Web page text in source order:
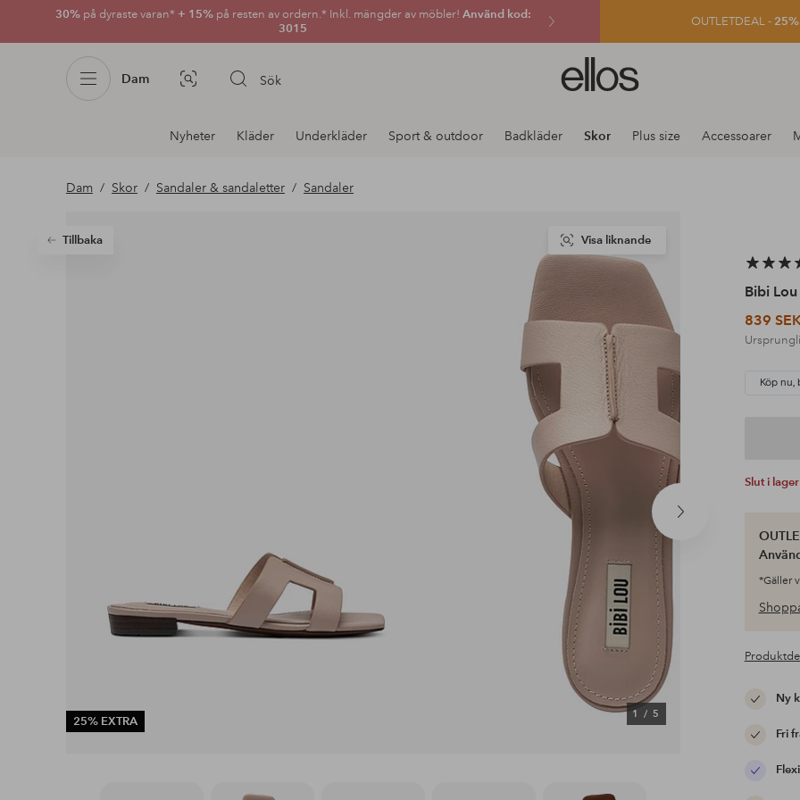
30% på dyraste varan* + 15% på resten av ordern.* Inkl. mängder av möbler! Använd kod:
3015
OUTLETDEAL -
Dam Bildsök Sök
Ellos
logotyp
gå
Avdelnings
navigation
Nyheter Kläder Underkläder Sport & outdoor Badkläder Skor Plus size Accessoarer
Dam Skor Sandaler & sandaletter Sandaler
Tillbaka
Nästa
25% EXTRA
1/ 5
Visa liknande
Bibi Lou
839
Köp nu,
Slut i lager
*Gäller
Ny
Fri